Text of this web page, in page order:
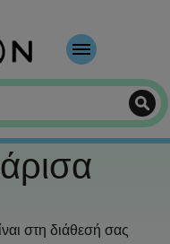
στο
στη διάθεσή σας